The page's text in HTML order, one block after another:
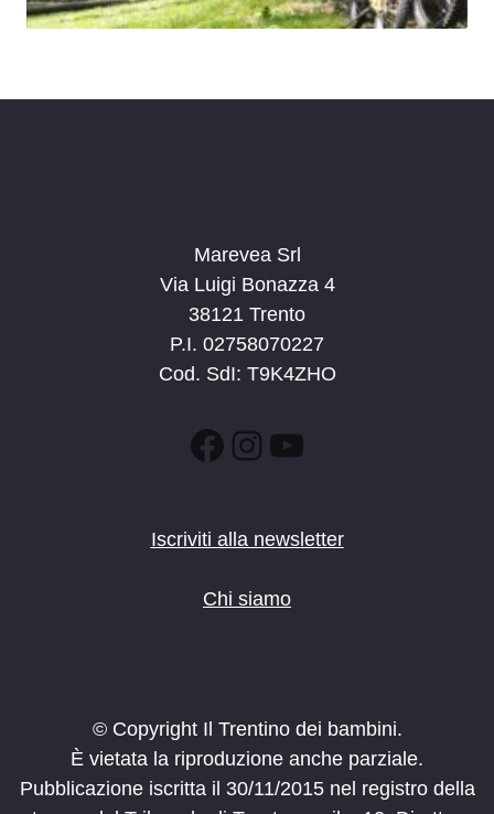
Marevea Srl
Via Luigi Bonazza 4
38121 Trento
P.I. 02758070227
Cod. SdI: T9K4ZHO
Facebook
Instagram
YouTube
Iscriviti alla newsletter
Chi siamo
© Copyright Il Trentino dei bambini.
È vietata la riproduzione anche parziale.
Pubblicazione iscritta il 30/11/2015 nel registro della